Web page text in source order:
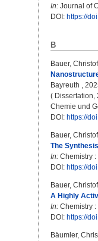
In: Journal of
DOI: https://
B
Bauer, Christof
Bayreuth ,
( Dissertation,
Chemie und
DOI: https://
Bauer, Christof
The
In: Chemistry
DOI: https://
Bauer, Christof
A Highly
In: Chemistry
DOI: https://
Bäumler,